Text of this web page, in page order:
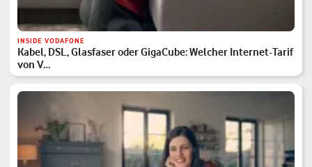
INSIDE VODAFONE
Kabel, DSL, Glasfaser oder GigaCube: Welcher Internet-Tarif
von V…